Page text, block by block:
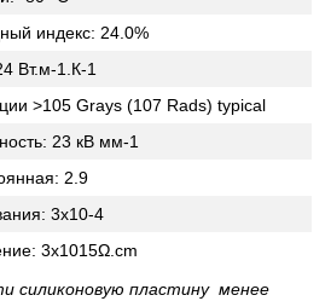
индекс: 24.0%
Вт.м-1.К-1
>105 Grays (107 Rads) typical
23 кВ мм-1
2.9
3x10-4
3x1015Ω.cm
силиконовую пластину менее